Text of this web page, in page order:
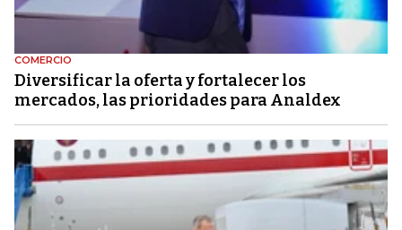
COMERCIO
Diversificar la oferta y fortalecer los
mercados, las prioridades para Analdex